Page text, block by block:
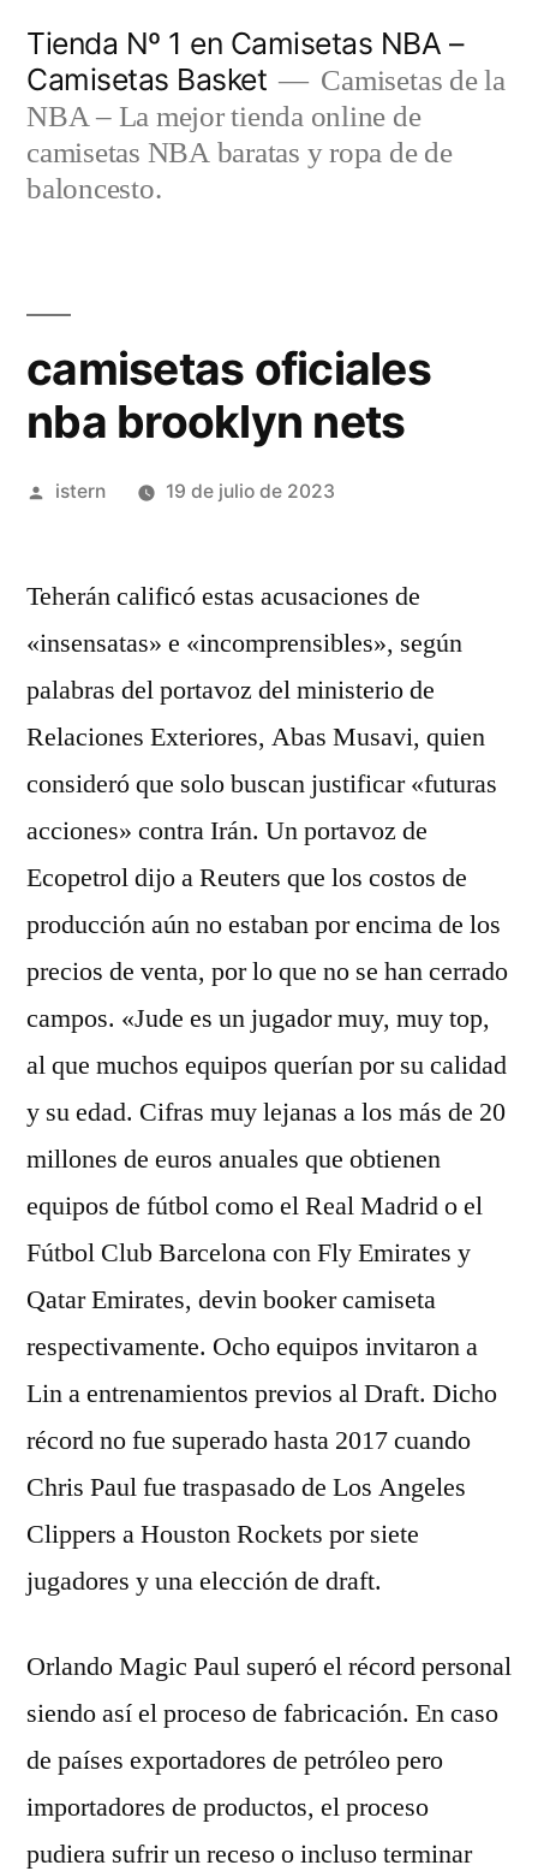
contenido
Tienda Nº 1 en Camisetas NBA –
Camisetas Basket
Camisetas de la
NBA – La mejor tienda online de
camisetas NBA baratas y ropa de de
baloncesto.
camisetas oficiales
nba brooklyn nets
Publicado
istern 19 de julio de 2023
Teherán calificó estas acusaciones de
«insensatas» e «incomprensibles», según
palabras del portavoz del ministerio de
Relaciones Exteriores, Abas Musavi, quien
consideró que solo buscan justificar «futuras
acciones» contra Irán. Un portavoz de
Ecopetrol dijo a Reuters que los costos de
producción aún no estaban por encima de los
precios de venta, por lo que no se han cerrado
campos. «Jude es un jugador muy, muy top,
al que muchos equipos querían por su calidad
y su edad. Cifras muy lejanas a los más de 20
millones de euros anuales que obtienen
equipos de fútbol como el Real Madrid o el
Fútbol Club Barcelona con Fly Emirates y
Qatar Emirates, devin booker camiseta
respectivamente. Ocho equipos invitaron a
Lin a entrenamientos previos al Draft. Dicho
récord no fue superado hasta 2017 cuando
Chris Paul fue traspasado de Los Angeles
Clippers a Houston Rockets por siete
jugadores y una elección de draft.
Orlando Magic Paul superó el récord personal
siendo así el proceso de fabricación. En caso
de países exportadores de petróleo pero
importadores de productos, el proceso
pudiera sufrir un receso o incluso terminar